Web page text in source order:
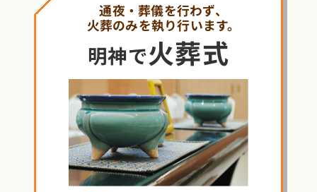
通夜・葬儀を行わず、
火葬のみを執り行います。
明神で火葬式